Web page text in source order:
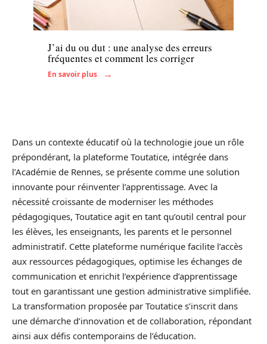
Actu
J’ai du ou dut : une analyse des erreurs
fréquentes et comment les corriger
En savoir plus
Dans un contexte éducatif où la technologie joue un rôle
prépondérant, la plateforme Toutatice, intégrée dans
l’Académie de Rennes, se présente comme une solution
innovante pour réinventer l’apprentissage. Avec la
nécessité croissante de moderniser les méthodes
pédagogiques, Toutatice agit en tant qu’outil central pour
les élèves, les enseignants, les parents et le personnel
administratif. Cette plateforme numérique facilite l’accès
aux ressources pédagogiques, optimise les échanges de
communication et enrichit l’expérience d’apprentissage
tout en garantissant une gestion administrative simplifiée.
La transformation proposée par Toutatice s’inscrit dans
une démarche d’innovation et de collaboration, répondant
ainsi aux défis contemporains de l’éducation.